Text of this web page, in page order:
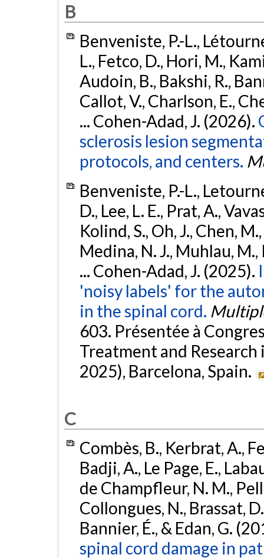
B
Benveniste, P.-L.,
L., Fetco, D., Hori, M.,
Audoin, B., Bakshi, R.,
Callot, V., Charlson, E.,
... Cohen-Adad, J. (2026).
sclerosis lesion
protocols, and centers.
Benveniste, P.-L.,
D., Lee, L. E., Prat, A.,
Kolind, S., Oh, J., Chen,
Medina, N. J., Muhlau, M.,
... Cohen-Adad, J. (2025).
'noisy labels' for the
in the spinal cord.
603. Présentée à
Treatment and
2025), Barcelona, Spain.
C
Combès, B., Kerbrat, A.,
Badji, A., Le Page, E.,
de Champfleur, N. M.,
Collongues, N., Brassat,
Bannier, É., & Edan, G.
spinal cord damage in